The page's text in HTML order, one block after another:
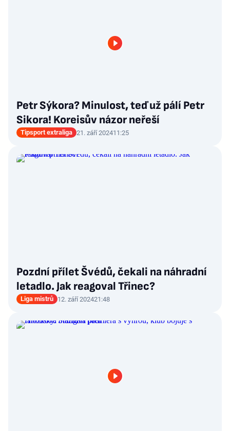
Petr Sýkora? Minulost, teď už pálí Petr
Sikora! Koreisův názor neřeší
Tipsport extraliga 21. září 202411:25
Pozdní přílet Švédů, čekali na náhradní
letadlo. Jak reagoval Třinec?
Liga mistrů 12. září 202421:48